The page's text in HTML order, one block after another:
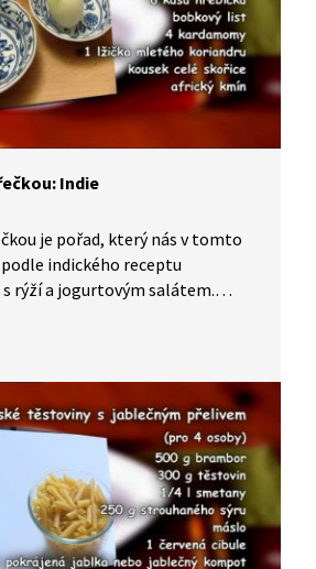
Indie
je pořad, který nás v tomto
indického receptu
rýží a jogurtovým salátem.
stůl, na kterém toho
k hodování.